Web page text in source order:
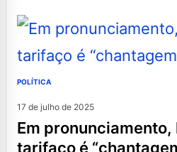
POLÍTICA
17 de julho de 2025
em pronunciamento, lula diz que
tarifaço é